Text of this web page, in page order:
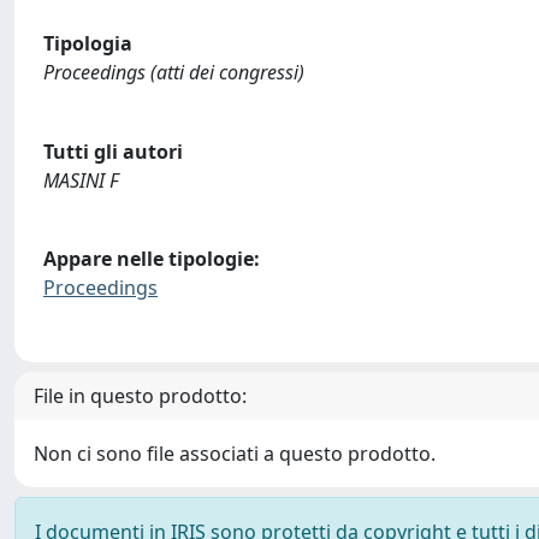
Tipologia
Proceedings (atti dei congressi)
Tutti gli autori
MASINI F
Appare nelle tipologie:
Proceedings
File in questo prodotto:
Non ci sono file associati a questo prodotto.
I documenti in IRIS sono protetti da copyright e tutti i